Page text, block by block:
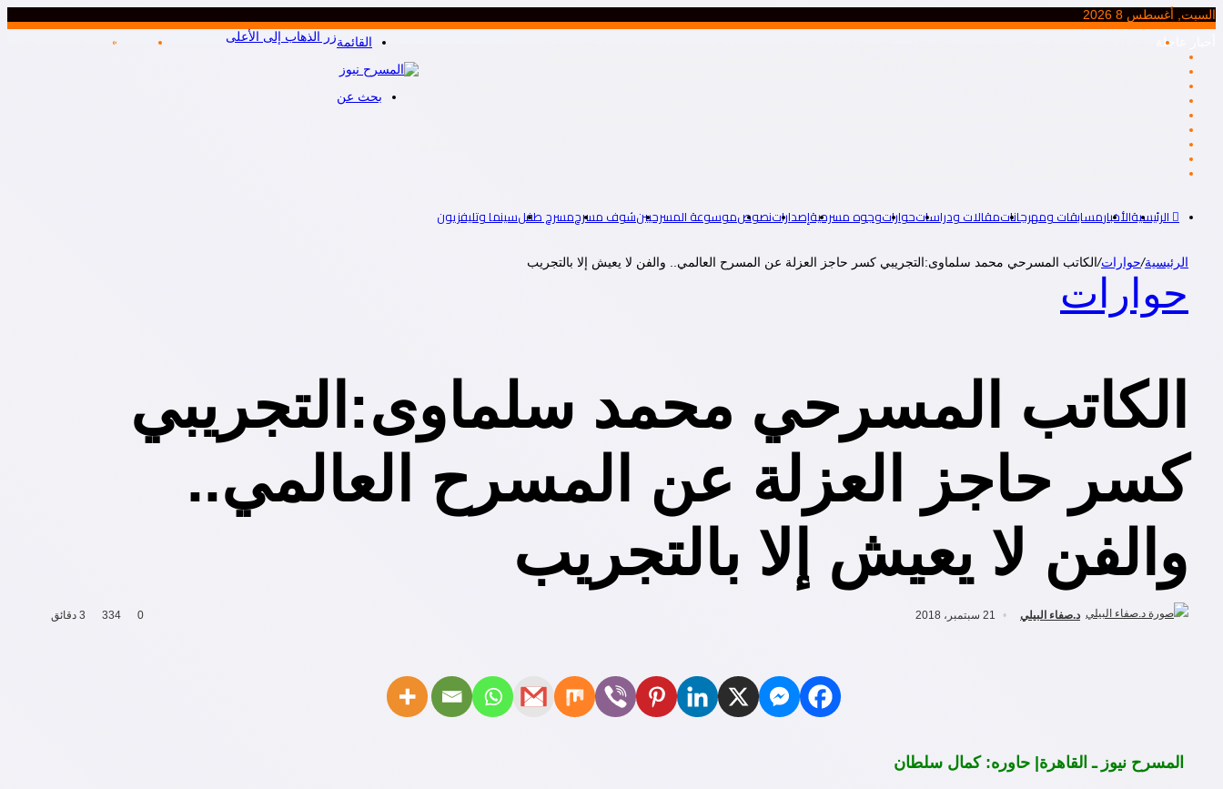
السبت, أغسطس 8 2026
أخبار عاجلة
بحث عن القائمة
بحث عن
الرئيسيةالأخبارمسابقات ومهرجاناتمقالات ودراساتحواراتوجوه مسرحيةإصداراتنصوصموسوعة المسرحيينشوف مسرحمسرح طفلسينما وتليفزيون
الرئيسية/حوارات/الكاتب المسرحي محمد سلماوى:التجريبي كسر حاجز العزلة عن المسرح العالمي.. والفن لا يعيش إلا بالتجريب
حوارات
الكاتب المسرحي محمد سلماوى:التجريبي
كسر حاجز العزلة عن المسرح العالمي..
والفن لا يعيش إلا بالتجريب
د.صفاء البيلي 21 سبتمبر، 2018 0 3 دقائق
المسرح نيوز ـ القاهرة| حاوره: كمال سلطان
زر الذهاب إلى الأعلى